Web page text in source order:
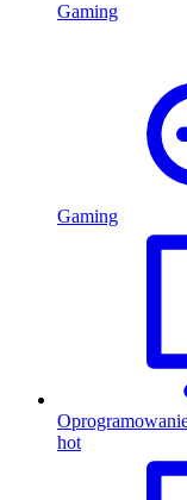
Gaming
Gaming
hot